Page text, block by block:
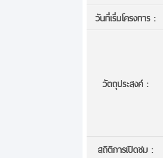
วันที่เริ่มโครงการ :
วัตถุประสงค์ :
สถิติการเปิดชม :